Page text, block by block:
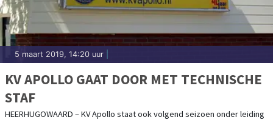
5 maart 2019, 14:20 uur
KV APOLLO GAAT DOOR MET TECHNISCHE
STAF
HEERHUGOWAARD – KV Apollo staat ook volgend seizoen onder leiding